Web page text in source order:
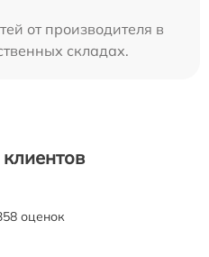
от производителя в
складах.
оценок